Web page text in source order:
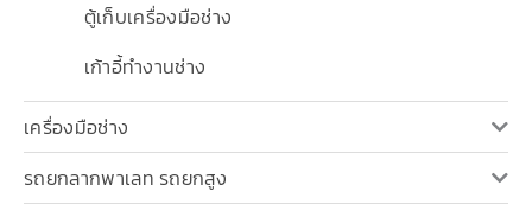
ตู้เก็บเครื่องมือช่าง
เก้าอี้ทำงานช่าง
เครื่องมือช่าง
รถยกลากพาเลท รถยกสูง